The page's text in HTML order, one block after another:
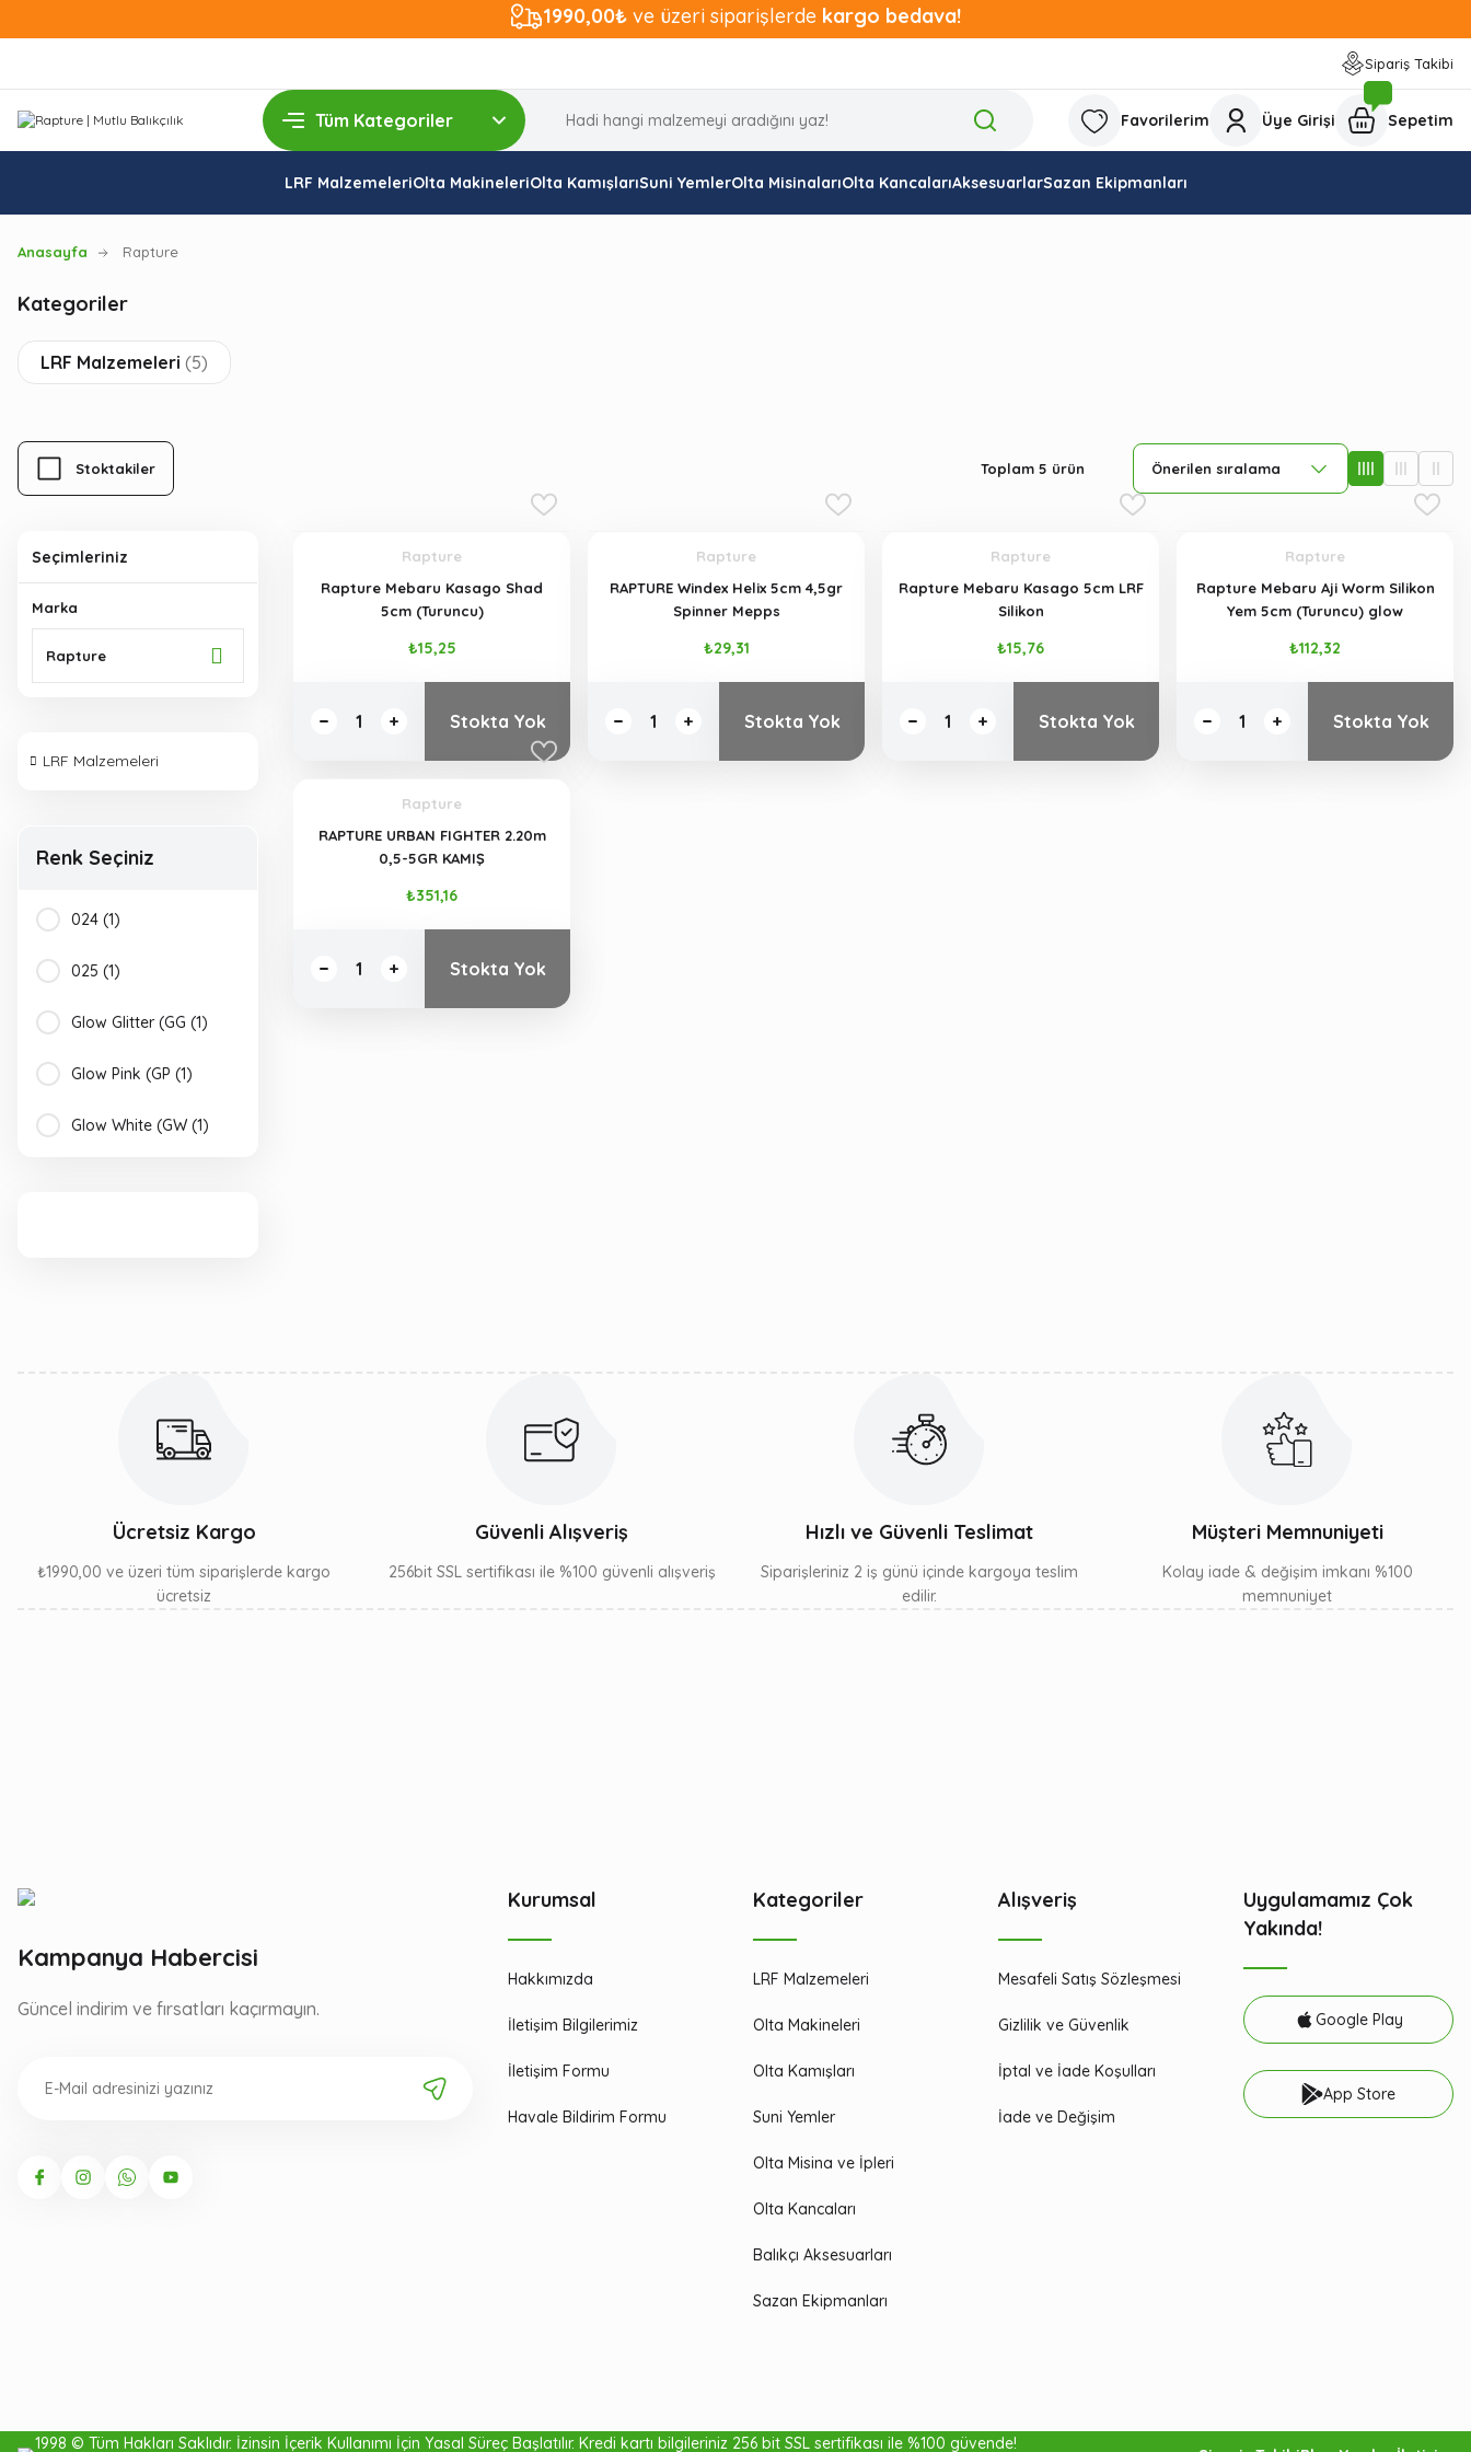
1990,00₺ ve üzeri siparişlerde kargo bedava!
Sipariş Takibi
Favorilerim Üye Girişi Sepetim
LRF MalzemeleriOlta MakineleriOlta KamışlarıSuni YemlerOlta MisinalarıOlta KancalarıAksesuarlarSazan Ekipmanları
Anasayfa Rapture
Kategoriler
LRF Malzemeleri (5)
Stoktakiler Toplam 5 ürün
Seçimleriniz
Marka
Rapture
LRF Malzemeleri
Renk Seçiniz
024 (1)
025 (1)
Glow Glitter (GG (1)
Glow Pink (GP (1)
Glow White (GW (1)
Rapture
Rapture Mebaru Kasago Shad
5cm (Turuncu)
₺15,25
Stokta Yok
Rapture
RAPTURE Windex Helix 5cm 4,5gr
Spinner Mepps
₺29,31
Stokta Yok
Rapture
Rapture Mebaru Kasago 5cm LRF
Silikon
₺15,76
Stokta Yok
Rapture
Rapture Mebaru Aji Worm Silikon
Yem 5cm (Turuncu) glow
₺112,32
Stokta Yok
Rapture
RAPTURE URBAN FIGHTER 2.20m
0,5-5GR KAMIŞ
₺351,16
Stokta Yok
Ücretsiz Kargo
₺1990,00 ve üzeri tüm siparişlerde kargo
ücretsiz
Güvenli Alışveriş
256bit SSL sertifikası ile %100 güvenli alışveriş
Hızlı ve Güvenli Teslimat
Siparişleriniz 2 iş günü içinde kargoya teslim
edilir.
Müşteri Memnuniyeti
Kolay iade & değişim imkanı %100
memnuniyet
Kampanya Habercisi
Güncel indirim ve fırsatları kaçırmayın.
Kurumsal
Hakkımızda
İletişim Bilgilerimiz
İletişim Formu
Havale Bildirim Formu
Kategoriler
LRF Malzemeleri
Olta Makineleri
Olta Kamışları
Suni Yemler
Olta Misina ve İpleri
Olta Kancaları
Balıkçı Aksesuarları
Sazan Ekipmanları
Alışveriş
Mesafeli Satış Sözleşmesi
Gizlilik ve Güvenlik
İptal ve İade Koşulları
İade ve Değişim
Uygulamamız Çok
Yakında!
Google Play
App Store
1998 © Tüm Hakları Saklıdır. İzinsin İçerik Kullanımı İçin Yasal Süreç Başlatılır. Kredi kartı bilgileriniz 256 bit SSL sertifikası ile %100 güvende!